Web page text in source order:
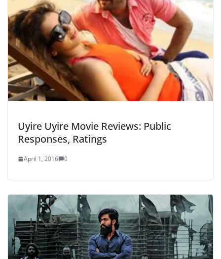
Uyire Uyire Movie Reviews: Public
Responses, Ratings
April 1, 2016 0